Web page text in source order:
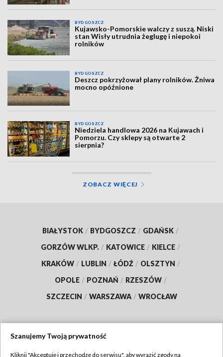
BYDGOSZCZ
Kujawsko-Pomorskie walczy z suszą. Niski
stan Wisły utrudnia żeglugę i niepokoi
rolników
BYDGOSZCZ
Deszcz pokrzyżował plany rolników. Żniwa
mocno opóźnione
BYDGOSZCZ
Niedziela handlowa 2026 na Kujawach i
Pomorzu. Czy sklepy są otwarte 2
sierpnia?
ZOBACZ WIĘCEJ
BIAŁYSTOK / BYDGOSZCZ / GDAŃSK /
GORZÓW WLKP. / KATOWICE / KIELCE /
KRAKÓW / LUBLIN / ŁÓDŹ / OLSZTYN /
OPOLE / POZNAŃ / RZESZÓW /
SZCZECIN / WARSZAWA / WROCŁAW
Szanujemy Twoją prywatność
Kliknij "Akceptuję i przechodzę do serwisu", aby wyrazić zgody na